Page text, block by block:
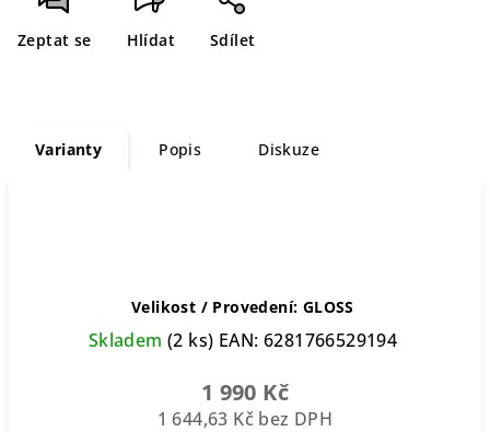
Zeptat se Hlídat Sdílet
Varianty Popis Diskuze
Velikost / Provedení: GLOSS
Skladem(2 ks) EAN: 6281766529194
1 990 Kč
1 644,63 Kč bez DPH